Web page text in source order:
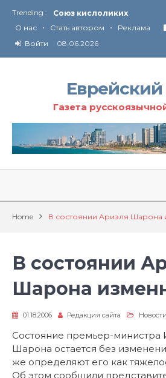
Trending :
Союз кислоликих
Соглашение США с
Технология Революции в
О нас • Стать автором • Реклама
Войти
08.06.2026
Газета
Home В состоянии Ариэля Шарона
В состоянии
Шарона
01.18.2006 Редакция сайта Новости
Состояние премьер-министра
Шарона остается без
же определяют его как
Об этом сообщили